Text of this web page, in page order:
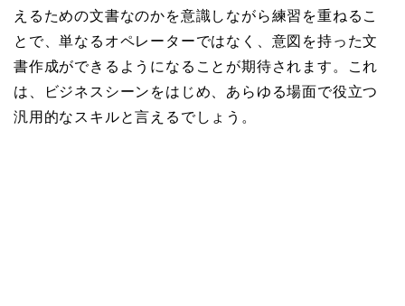
えるための文書なのかを意識しながら練習を重ねるこ
とで、単なるオペレーターではなく、意図を持った文
書作成ができるようになることが期待されます。これ
は、ビジネスシーンをはじめ、あらゆる場面で役立つ
汎用的なスキルと言えるでしょう。